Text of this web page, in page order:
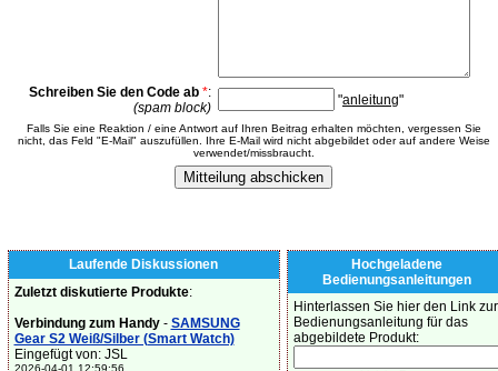
Schreiben Sie den Code ab *:
(spam block)
"anleitung"
Falls Sie eine Reaktion / eine Antwort auf Ihren Beitrag erhalten möchten, vergessen Sie
nicht, das Feld "E-Mail" auszufüllen. Ihre E-Mail wird nicht abgebildet oder auf andere Weise
verwendet/missbraucht.
Laufende Diskussionen
Zuletzt diskutierte Produkte:
Verbindung zum Handy- SAMSUNG
Gear S2 Weiß/Silber (Smart Watch)
Eingefügt von: JSL
2026-04-01 12:59:56
Hochgeladene
Bedienungsanleitungen
Hinterlassen Sie hier den Link zur
Bedienungsanleitung für das
abgebildete Produkt: